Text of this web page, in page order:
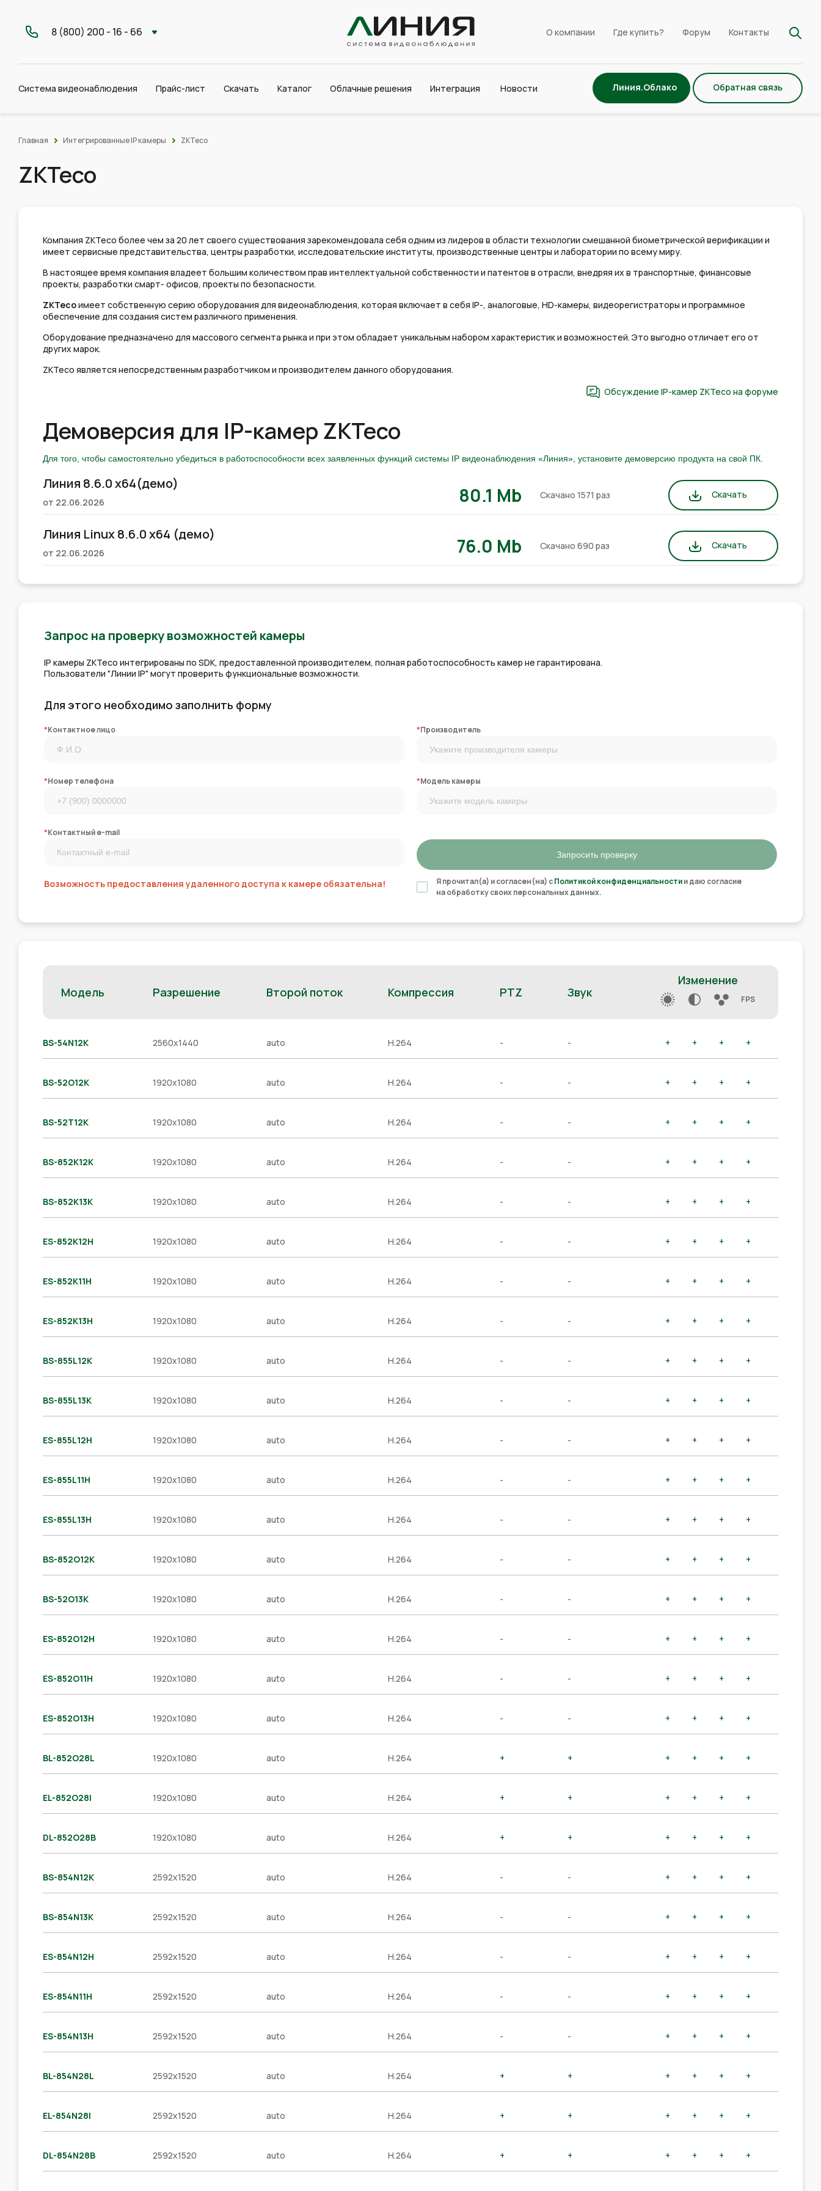
8 (800) 200 - 16 - 66 О компании Где купить? Форум Контакты
Система видеонаблюдения Прайс-лист Скачать Каталог Облачные решения Интеграция Новости Линия.Облако Обратная связь
Главная Интегрированные IP камеры ZKTeco
ZKTeco
Компания ZKTeco более чем за 20 лет своего существования зарекомендовала себя одним из лидеров в области технологии смешанной биометрической верификации и
имеет сервисные представительства, центры разработки, исследовательские институты, производственные центры и лаборатории по всему миру.
В настоящее время компания владеет большим количеством прав интеллектуальной собственности и патентов в отрасли, внедряя их в транспортные, финансовые
проекты, разработки смарт- офисов, проекты по безопасности.
ZKTecoимеет собственную серию оборудования для видеонаблюдения, которая включает в себя IP-, аналоговые, HD-камеры, видеорегистраторы и программное
обеспечение для создания систем различного применения.
Оборудование предназначено для массового сегмента рынка и при этом обладает уникальным набором характеристик и возможностей. Это выгодно отличает его от
других марок.
ZKTeco является непосредственным разработчиком и производителем данного оборудования.
Обсуждение IP-камер ZKTeco на форуме
Демоверсия для IP-камер ZKTeco
Для того, чтобы самостоятельно убедиться в работоспособности всех заявленных функций системы IP видеонаблюдения «Линия», установите демоверсию продукта на свой ПК.
Линия 8.6.0 x64(демо)
от 22.06.2026 80.1 Mb Скачано 1571 раз Скачать
Линия Linux 8.6.0 x64 (демо)
от 22.06.2026 76.0 Mb Скачано 690 раз Скачать
Запрос на проверку возможностей камеры
IP камеры ZKTeco интегрированы по SDK, предоставленной производителем, полная работоспособность камер не гарантирована.
Пользователи "Линии IP" могут проверить функциональные возможности.
Для этого необходимо заполнить форму
*Контактное лицо
*Номер телефона
*Контактный e-mail
Возможность предоставления удаленного доступа к камере обязательна!
*Производитель
*Модель камеры
Запросить проверку
Я прочитал(а) и согласен(на) сПолитикой конфиденциальностии даю согласие
на обработку своих персональных данных.
Модель Разрешение Второй поток Компрессия PTZ Звук
Изменение
FPS
BS-54N12K 2560x1440 auto H.264 - - + + + +
BS-52O12K 1920x1080 auto H.264 - - + + + +
BS-52T12K 1920x1080 auto H.264 - - + + + +
BS-852K12K 1920x1080 auto H.264 - - + + + +
BS-852K13K 1920x1080 auto H.264 - - + + + +
ES-852K12H 1920x1080 auto H.264 - - + + + +
ES-852K11H 1920x1080 auto H.264 - - + + + +
ES-852K13H 1920x1080 auto H.264 - - + + + +
BS-855L12K 1920x1080 auto H.264 - - + + + +
BS-855L13K 1920x1080 auto H.264 - - + + + +
ES-855L12H 1920x1080 auto H.264 - - + + + +
ES-855L11H 1920x1080 auto H.264 - - + + + +
ES-855L13H 1920x1080 auto H.264 - - + + + +
BS-852O12K 1920x1080 auto H.264 - - + + + +
BS-52O13K 1920x1080 auto H.264 - - + + + +
ES-852O12H 1920x1080 auto H.264 - - + + + +
ES-852O11H 1920x1080 auto H.264 - - + + + +
ES-852O13H 1920x1080 auto H.264 - - + + + +
BL-852O28L 1920x1080 auto H.264 + + + + + +
EL-852O28I 1920x1080 auto H.264 + + + + + +
DL-852O28B 1920x1080 auto H.264 + + + + + +
BS-854N12K 2592x1520 auto H.264 - - + + + +
BS-854N13K 2592x1520 auto H.264 - - + + + +
ES-854N12H 2592x1520 auto H.264 - - + + + +
ES-854N11H 2592x1520 auto H.264 - - + + + +
ES-854N13H 2592x1520 auto H.264 - - + + + +
BL-854N28L 2592x1520 auto H.264 + + + + + +
EL-854N28I 2592x1520 auto H.264 + + + + + +
DL-854N28B 2592x1520 auto H.264 + + + + + +